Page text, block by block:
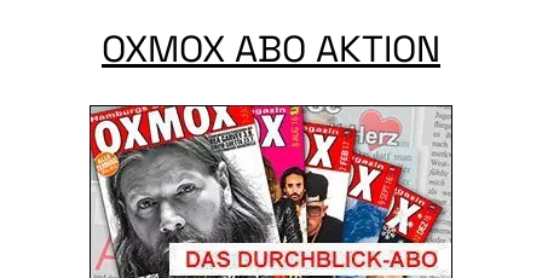
OXMOX ABO AKTION